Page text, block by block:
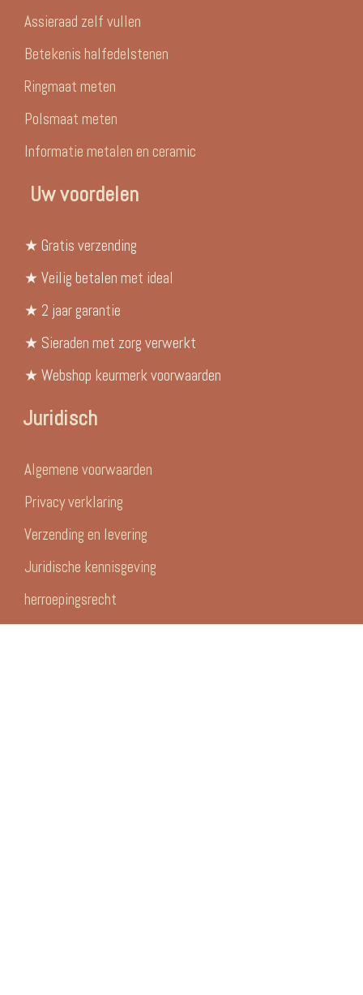
Assieraad zelf vullen
Betekenis halfedelstenen
Ringmaat meten
Polsmaat meten
Informatie metalen en ceramic
Uw voordelen
★ Gratis verzending
★ Veilig betalen met ideal
★ 2 jaar garantie
★ Sieraden met zorg verwerkt
★ Webshop keurmerk voorwaarden
Juridisch
Algemene voorwaarden
Privacy verklaring
Verzending en levering
Juridische kennisgeving
herroepingsrecht